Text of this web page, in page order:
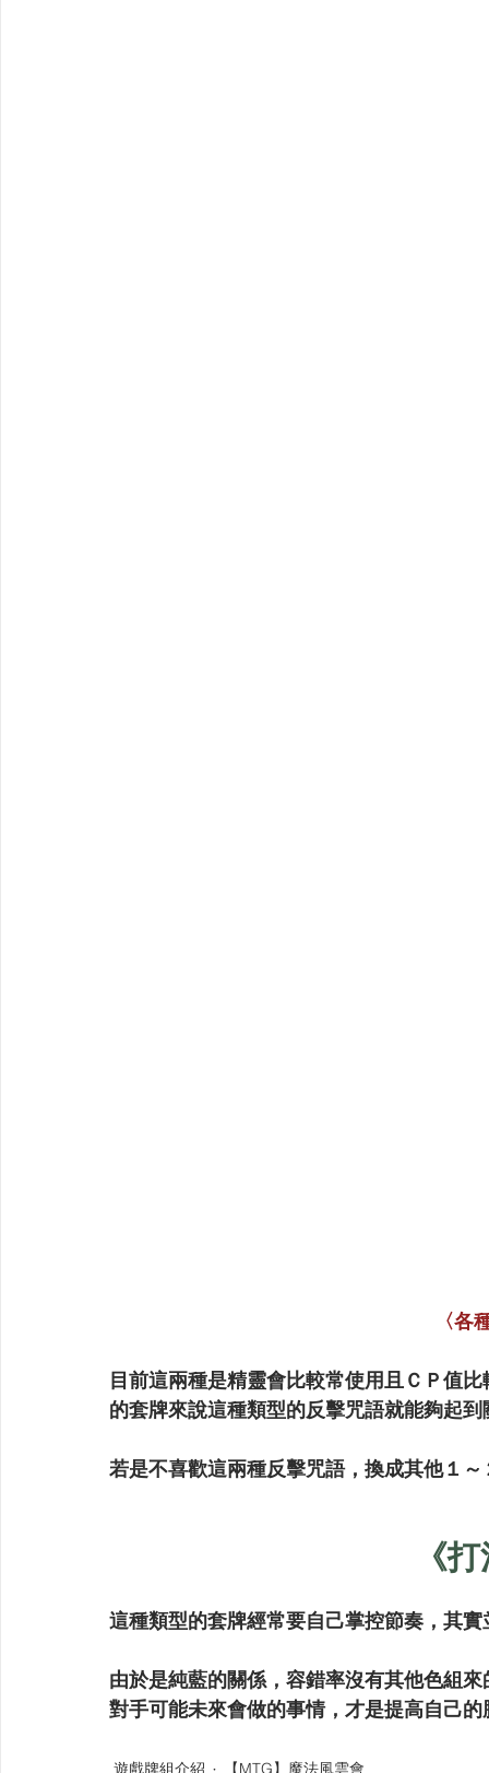
〈各
目前這兩種是精靈會比較常使用且ＣＰ值
的套牌來說這種類型的反擊咒語就能夠起
若是不喜歡這兩種反擊咒語，換成其他１
《
這種類型的套牌經常要自己掌控節奏，其
由於是純藍的關係，容錯率沒有其他色組
對手可能未來會做的事情，才是提高自己